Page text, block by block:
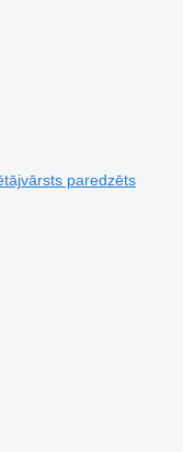
paredzēts